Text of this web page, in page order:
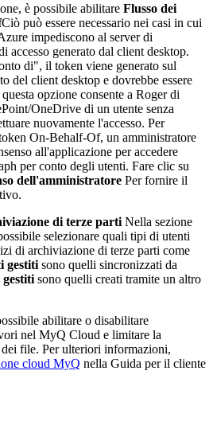
è possibile abilitare Flusso dei
Ciò può essere necessario nei casi in cui
impediscono al server di
accesso generato dal client desktop.
di", il token viene generato sul
del client desktop e dovrebbe essere
opzione consente a Roger di
OneDrive di un utente senza
nuovamente l'accesso. Per
On-Behalf-Of, un amministratore
all'applicazione per accedere
per conto degli utenti. Fare clic su
dell'amministratore Per fornire il
di terze parti Nella sezione
selezionare quali tipi di utenti
di archiviazione di terze parti come
gestiti sono quelli sincronizzati da
sono quelli creati tramite un altro
abilitare o disabilitare
nel MyQ Cloud e limitare la
dei file. Per ulteriori informazioni,
cloud MyQ nella Guida per il cliente